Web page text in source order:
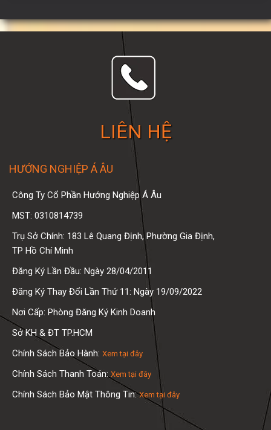
LIÊN HỆ
HƯỚNG NGHIỆP Á ÂU
Công Ty Cổ Phần Hướng Nghiệp Á Âu
MST: 0310814739
Trụ Sở Chính: 183 Lê Quang Định, Phường Gia Định,
TP Hồ Chí Minh
Đăng Ký Lần Đầu: Ngày 28/04/2011
Đăng Ký Thay Đổi Lần Thứ 11: Ngày 19/09/2022
Nơi Cấp: Phòng Đăng Ký Kinh Doanh
Sở KH & ĐT TP.HCM
Chính Sách Bảo Hành: Xem tại đây
Chính Sách Thanh Toán:Xem tại đây
Chính Sách Bảo Mật Thông Tin:Xem tại đây